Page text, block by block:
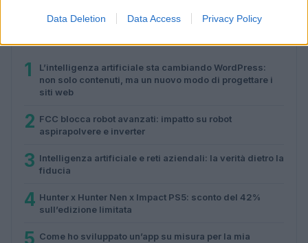
Data Deletion Data Access Privacy Policy
1
L’intelligenza artificiale sta cambiando WordPress:
non solo contenuti, ma un nuovo modo di progettare i
siti web
2 FCC blocca robot avanzati: impatto su robot
aspirapolvere e inverter
3 Intelligenza artificiale e reti aziendali: la verità dietro la
fiducia
4 Hunter x Hunter Nen x Impact PS5: sconto del 42%
sull’edizione limitata
5 Come ho sviluppato un’app su misura per la mia